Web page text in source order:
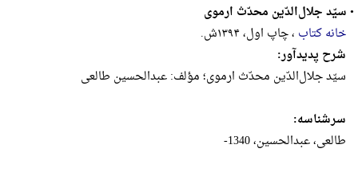
•سیّد جلال‌الدّین محدّث ارموی
خانه کتاب ، چاپ اول، ۱۳۹۴ش.
شرح پدیدآور:
سیّد جلال‌الدّین محدّث ارموی؛ مؤلف: عبدالحسین طالعی
سرشناسه:
طالعی، عبدالحسین، 1340-